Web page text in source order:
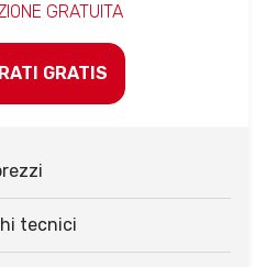
GRATUITA
GRATIS
tecnici